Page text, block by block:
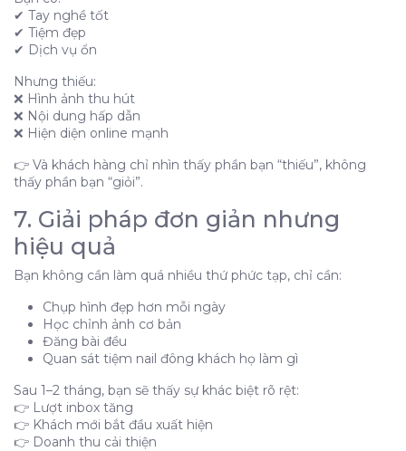
✔ Tay nghề tốt
✔ Tiệm đẹp
✔ Dịch vụ ổn
Nhưng thiếu:
❌ Hình ảnh thu hút
❌ Nội dung hấp dẫn
❌ Hiện diện online mạnh
👉 Và khách hàng chỉ nhìn thấy phần bạn “thiếu”, không
thấy phần bạn “giỏi”.
7. Giải pháp đơn giản nhưng
hiệu quả
Bạn không cần làm quá nhiều thứ phức tạp, chỉ cần:
Chụp hình đẹp hơn mỗi ngày
Học chỉnh ảnh cơ bản
Đăng bài đều
Quan sát tiệm nail đông khách họ làm gì
Sau 1–2 tháng, bạn sẽ thấy sự khác biệt rõ rệt:
👉 Lượt inbox tăng
👉 Khách mới bắt đầu xuất hiện
👉 Doanh thu cải thiện